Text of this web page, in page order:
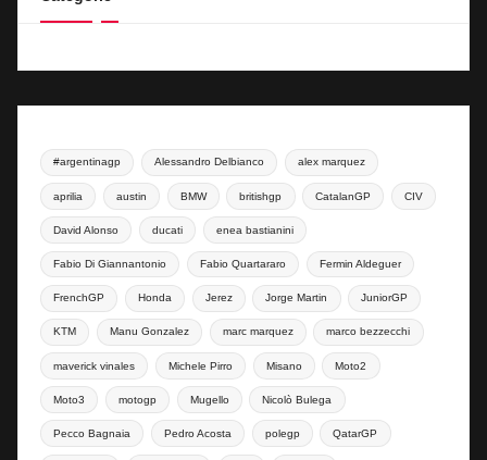
#argentinagp Alessandro Delbianco alex marquez
aprilia austin BMW britishgp CatalanGP CIV
David Alonso ducati enea bastianini
Fabio Di Giannantonio Fabio Quartararo Fermin Aldeguer
FrenchGP Honda Jerez Jorge Martin JuniorGP
KTM Manu Gonzalez marc marquez marco bezzecchi
maverick vinales Michele Pirro Misano Moto2
Moto3 motogp Mugello Nicolò Bulega
Pecco Bagnaia Pedro Acosta polegp QatarGP